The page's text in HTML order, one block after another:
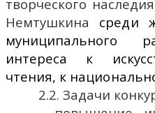
творческого наследия
Немтушкина среди
муниципального
интереса к
чтения, к
2.2. Задачи